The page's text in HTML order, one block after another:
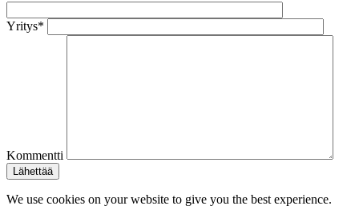
Yritys*
Kommentti
We use cookies on your website to give you the best experience.